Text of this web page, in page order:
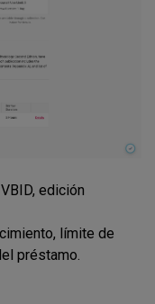
edición
límite de
préstamo.